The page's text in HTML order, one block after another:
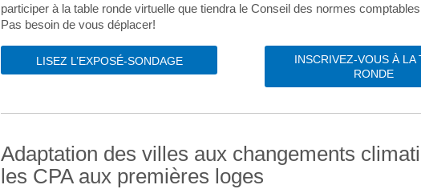
participer à la table ronde virtuelle que tiendra le Conseil des normes
Pas besoin de vous déplacer!
LISEZ L’EXPOSÉ-SONDAGE
INSCRIVEZ-VOUS À LA
RONDE
Adaptation des villes aux changements
les CPA aux premières loges